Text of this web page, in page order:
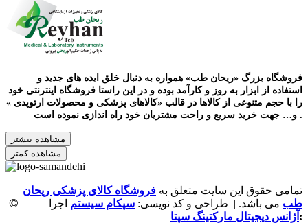
استفاده از ابزار به روز و کارآمد بوده و در این راستا فروشگاه اینترنتی خود
را با حجم متنوعی از کالاها در قالب «کالاهای پزشکی و محصولات ارتوپدی »
و… جهت خرید سریع و راحت مشتریان خود راه اندازی نموده است .
مشاهده بیشتر
مشاهده کمتر
©
تمامی حقوق این سایت متعلق به فروشگاه کالای پزشکی ریحان
طب می باشد. | طراحی و کد نویسی: سپکام سیستم اجرا
: آژانس دیجیتال مارکتینگ سپتا